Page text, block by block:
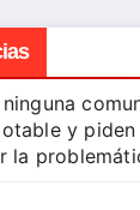
y
la